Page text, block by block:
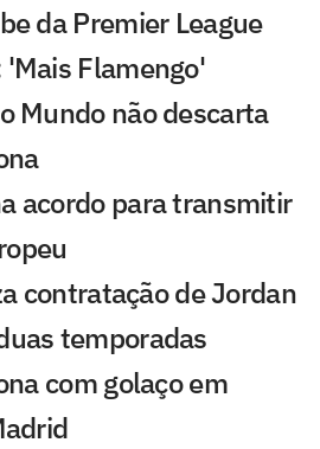
da Premier League
Flamengo'
Mundo não descarta
acordo para transmitir
contratação de Jordan
temporadas
com golaço em